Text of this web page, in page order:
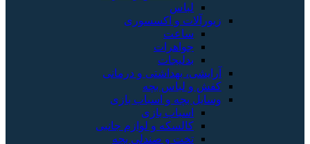
لباس
زیورآلات و اکسسوری
ساعت
جواهرات
بدلیجات
آرایشی، بهداشتی و درمانی
کفش و لباس بچه
وسایل بچه و اسباب بازی
اسباب بازی
کالسکه و لوازم جانبی
تخت و صندلی بچه